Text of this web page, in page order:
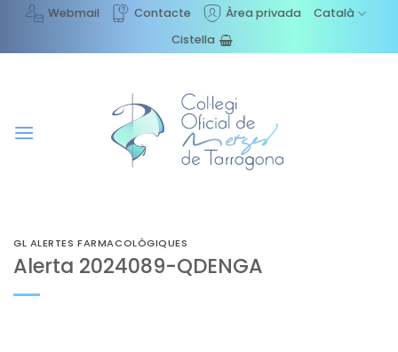
content
Webmail Contacte Àrea privada
Català
Cistella
GL ALERTES FARMACOLÒGIQUES
Alerta 2024089-QDENGA